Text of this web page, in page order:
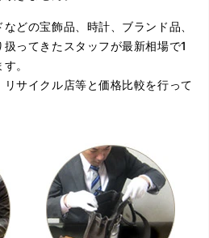
どの宝飾品、時計、ブランド品、
ってきたスタッフが最新相場で1
。
サイクル店等と価格比較を行って